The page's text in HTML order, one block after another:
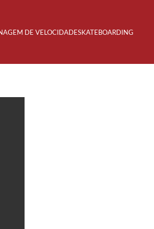
DE VELOCIDADESKATEBOARDING